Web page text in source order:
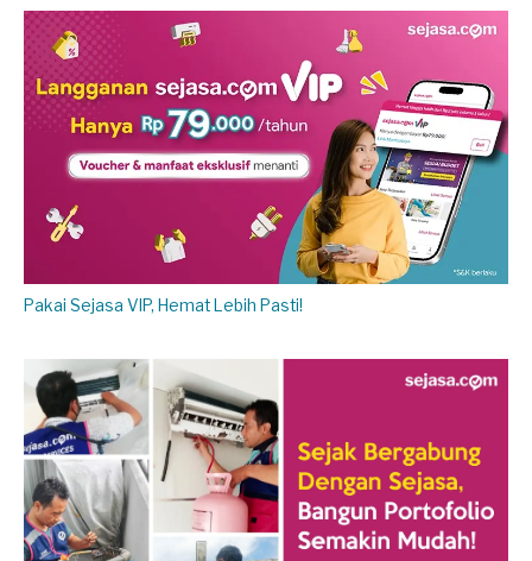
Pakai Sejasa VIP, Hemat Lebih Pasti!